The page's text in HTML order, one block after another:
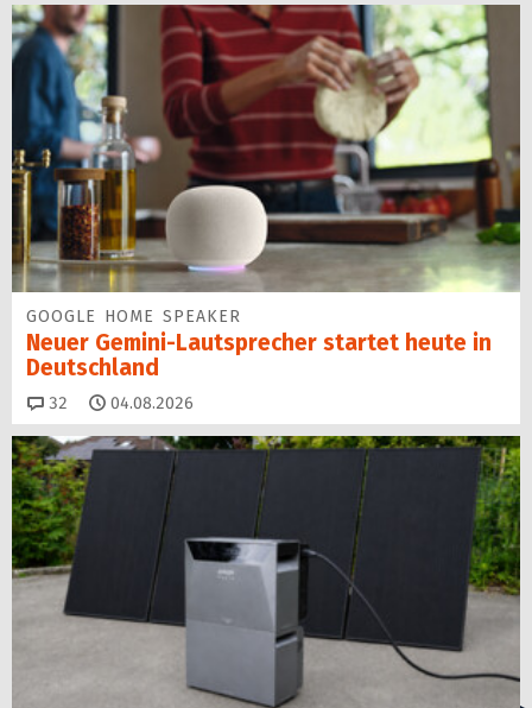
GOOGLE HOME SPEAKER
Neuer Gemini-Laut­spre­cher startet heu­te in
Deutschland
32 Kommentare
04.08.2026